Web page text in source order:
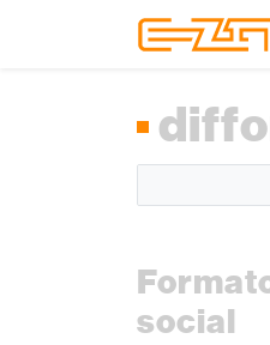
social